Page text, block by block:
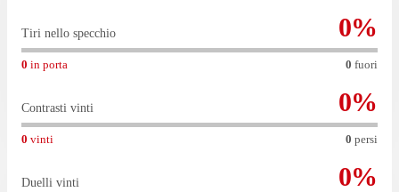
Tiri nello specchio 0%
0 in porta 0 fuori
Contrasti vinti 0%
0 vinti 0 persi
Duelli vinti 0%